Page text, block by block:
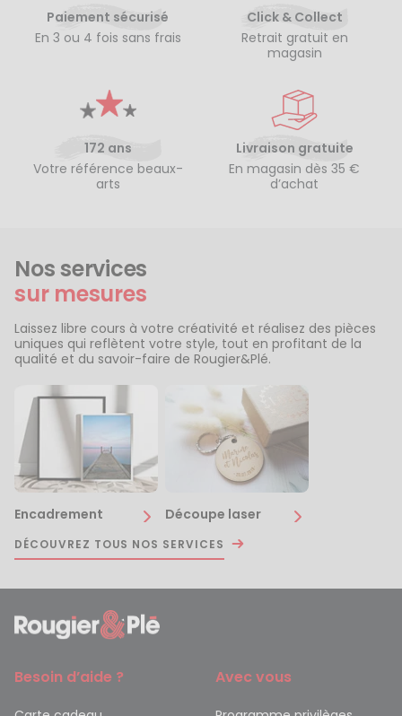
Paiement sécurisé
En 3 ou 4 fois sans frais
Click & Collect
Retrait gratuit en
magasin
172 ans
Votre référence beaux-
arts
Livraison gratuite
En magasin dès 35 €
d’achat
Nos services
sur mesures
Laissez libre cours à votre créativité et réalisez des pièces
uniques qui reflètent votre style, tout en profitant de la
qualité et du savoir-faire de Rougier&Plé.
Encadrement Découpe laser
DÉCOUVREZ TOUS NOS SERVICES
Besoin d’aide ? Avec vous